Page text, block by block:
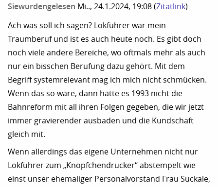
Siewurdengelesen Mi.., 24.1.2024, 19:08 (Zitatlink)
Ach was soll ich sagen? Lokführer war mein
Traumberuf und ist es auch heute noch. Es gibt doch
noch viele andere Bereiche, wo oftmals mehr als auch
nur ein bisschen Berufung dazu gehört. Mit dem
Begriff systemrelevant mag ich mich nicht schmücken.
Wenn das so wäre, dann hätte es 1993 nicht die
Bahnreform mit all ihren Folgen gegeben, die wir jetzt
immer gravierender ausbaden und die Kundschaft
gleich mit.
Wenn allerdings das eigene Unternehmen nicht nur
Lokführer zum „Knöpfchendrücker“ abstempelt wie
einst unser ehemaliger Personalvorstand Frau Suckale,